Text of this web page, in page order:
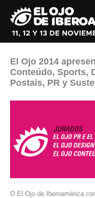
contenido
El Ojo 2014
Conteúdo, Sports,
Postais, PR y
O El Ojo de Iberoamérica